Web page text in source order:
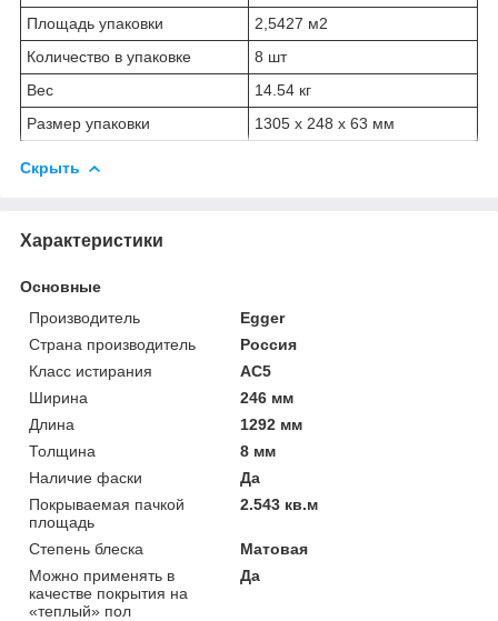
Площадь упаковки
2,5427 м2
Количество в упаковке
8 шт
Вес
14.54 кг
Размер упаковки
1305 x 248 x 63 мм
Скрыть
Характеристики
Основные
Производитель
Egger
Страна производитель
Россия
Класс истирания
АС5
Ширина
246 мм
Длина
1292 мм
Толщина
8 мм
Наличие фаски
Да
Покрываемая пачкой
площадь
2.543 кв.м
Степень блеска
Матовая
Можно применять в
качестве покрытия на
«теплый» пол
Да